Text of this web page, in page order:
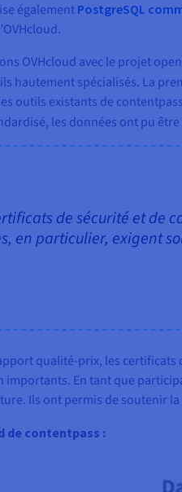
égalementPostgreSQL
OVHcloud avec le projet
hautement spécialisés. La
outils existants de
les données ont pu
de sécurité et de
en particulier, exigent
qualité-prix, les
importants. En tant que
Ils ont permis de soutenir
de contentpass :